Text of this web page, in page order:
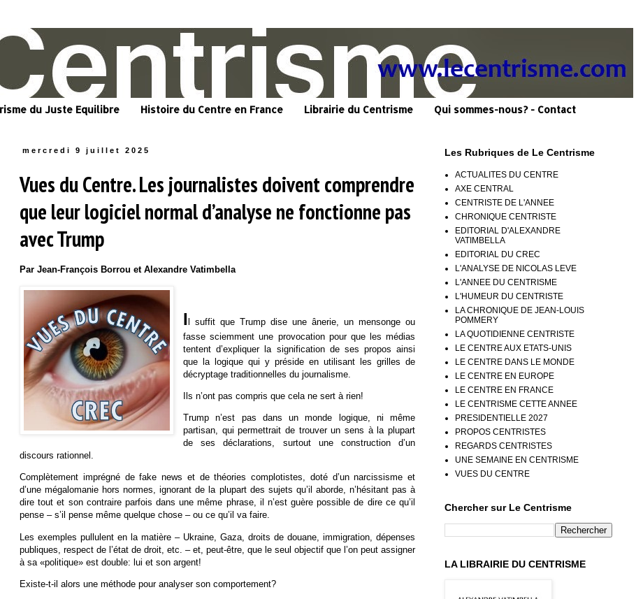
du Juste Equilibre Histoire du Centre en France Librairie du Centrisme Qui sommes-nous? - Contact
mercredi 9 juillet 2025
Vues du Centre. Les journalistes doivent comprendre
que leur logiciel normal d’analyse ne fonctionne pas
avec Trump
Par Jean-François Borrou et Alexandre Vatimbella
I l suffit que Trump dise une ânerie, un mensonge ou
fasse sciemment une provocation pour que les médias
tentent d’expliquer la signification de ses propos ainsi
que la logique qui y préside en utilisant les grilles de
décryptage traditionnelles du journalisme.
Ils n’ont pas compris que cela ne sert à rien!
Trump n’est pas dans un monde logique, ni même
partisan, qui permettrait de trouver un sens à la plupart
de ses déclarations, surtout une construction d’un
discours rationnel.
Complètement imprégné de fake news et de théories complotistes, doté d’un narcissisme et
d’une mégalomanie hors normes, ignorant de la plupart des sujets qu’il aborde, n’hésitant pas à
dire tout et son contraire parfois dans une même phrase, il n’est guère possible de dire ce qu’il
pense – s’il pense même quelque chose – ou ce qu’il va faire.
Les exemples pullulent en la matière – Ukraine, Gaza, droits de douane, immigration, dépenses
publiques, respect de l’état de droit, etc. – et, peut-être, que le seul objectif que l’on peut assigner
à sa «politique» est double: lui et son argent!
Existe-t-il alors une méthode pour analyser son comportement?
Les Rubriques de Le Centrisme
ACTUALITES DU CENTRE
AXE CENTRAL
CENTRISTE DE L'ANNEE
CHRONIQUE CENTRISTE
EDITORIAL D'ALEXANDRE
VATIMBELLA
EDITORIAL DU CREC
L'ANALYSE DE NICOLAS LEVE
L'ANNEE DU CENTRISME
L'HUMEUR DU CENTRISTE
LA CHRONIQUE DE JEAN-LOUIS
POMMERY
LA QUOTIDIENNE CENTRISTE
LE CENTRE AUX ETATS-UNIS
LE CENTRE DANS LE MONDE
LE CENTRE EN EUROPE
LE CENTRE EN FRANCE
LE CENTRISME CETTE ANNEE
PRESIDENTIELLE 2027
PROPOS CENTRISTES
REGARDS CENTRISTES
UNE SEMAINE EN CENTRISME
VUES DU CENTRE
Chercher sur Le Centrisme
LA LIBRAIRIE DU CENTRISME